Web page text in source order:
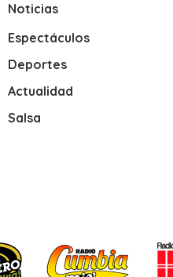
Noticias
Espectáculos
Deportes
Actualidad
Salsa